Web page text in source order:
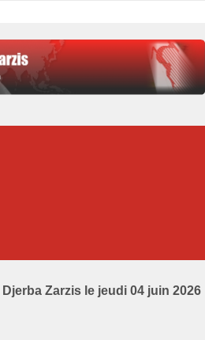
Zarzis le jeudi 04 juin 2026